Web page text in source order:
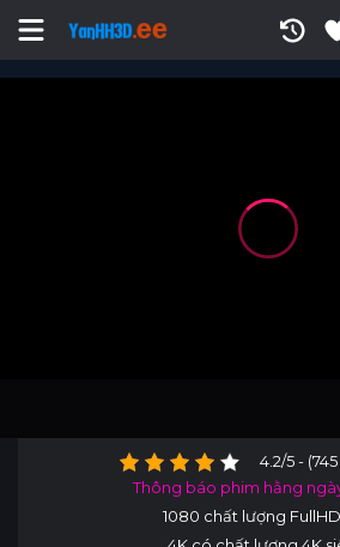
4.2/5 -
Thông báo phim hằng
1080 chất lượng